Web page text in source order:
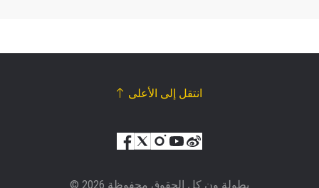
انتقل إلى الأعلى
© بطولة ون كل الحقوق محفوظة 2026